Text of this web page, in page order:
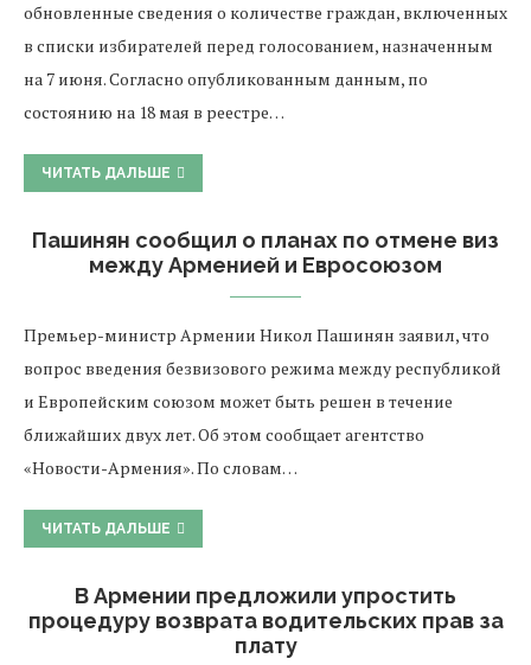
обновленные сведения о количестве граждан, включенных
в списки избирателей перед голосованием, назначенным
на 7 июня. Согласно опубликованным данным, по
состоянию на 18 мая в реестре…
ЧИТАТЬ ДАЛЬШЕ
Пашинян сообщил о планах по отмене виз
между Арменией и Евросоюзом
Премьер-министр Армении Никол Пашинян заявил, что
вопрос введения безвизового режима между республикой
и Европейским союзом может быть решен в течение
ближайших двух лет. Об этом сообщает агентство
«Новости-Армения». По словам…
ЧИТАТЬ ДАЛЬШЕ
В Армении предложили упростить
процедуру возврата водительских прав за
плату